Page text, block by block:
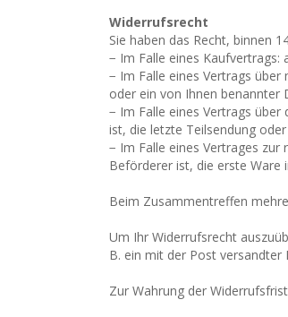
Widerrufsrecht
Sie haben das Recht, binnen
− Im Falle eines
− Im Falle eines Vertrags
oder ein von Ihnen benannter
− Im Falle eines Vertrags
ist, die letzte Teilsendung
− Im Falle eines Vertrages
Beförderer ist, die erste Ware
Beim Zusammentreffen
Um Ihr Widerrufsrecht
B. ein mit der Post versandter
Zur Wahrung der